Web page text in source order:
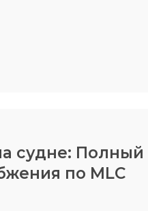
судне: Полный
по MLC